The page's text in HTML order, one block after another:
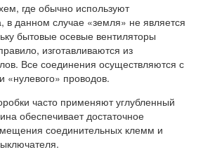
где обычно используют
в данном случае «земля» не является
бытовые осевые вентиляторы
изготавливаются из
Все соединения осуществляются с
проводов.
часто применяют углубленный
обеспечивает достаточное
соединительных клемм и